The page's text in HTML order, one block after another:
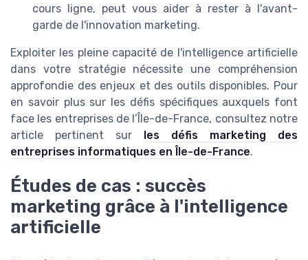
cours ligne, peut vous aider à rester à l'avant-
garde de l'innovation marketing.
Exploiter les pleine capacité de l'intelligence artificielle
dans votre stratégie nécessite une compréhension
approfondie des enjeux et des outils disponibles. Pour
en savoir plus sur les défis spécifiques auxquels font
face les entreprises de l’Île-de-France, consultez notre
article pertinent sur les défis marketing des
entreprises informatiques en Île-de-France.
Études de cas : succès
marketing grâce à l'intelligence
artificielle